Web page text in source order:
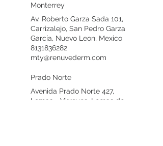
Monterrey
Av. Roberto Garza Sada 101,
Carrizalejo, San Pedro Garza
García, Nuevo Leon, Mexico
8131836282
mty@renuvederm.com
Prado Norte
Avenida Prado Norte 427,
Lomas - Virreyes, Lomas de